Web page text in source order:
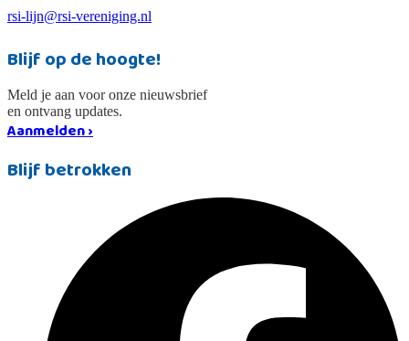
rsi-lijn@rsi-vereniging.nl
Blijf op de hoogte!
Meld je aan voor onze nieuwsbrief
en ontvang updates.
Aanmelden ›
Blijf betrokken